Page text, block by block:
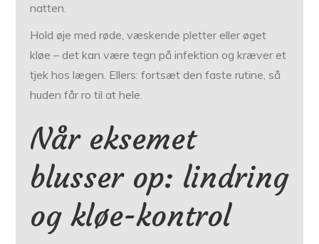
natten.
Hold øje med røde, væskende pletter eller øget
kløe – det kan være tegn på infektion og kræver et
tjek hos lægen. Ellers: fortsæt den faste rutine, så
huden får ro til at hele.
Når eksemet
blusser op: lindring
og kløe-kontrol